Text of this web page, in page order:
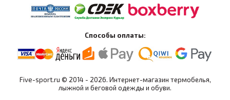
Способы оплаты:
Five-sport.ru © 2014 - 2026. Интернет-магазин термобелья,
лыжной и беговой одежды и обуви.